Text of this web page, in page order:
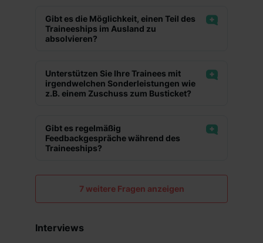
Projektarbeit
Kantine
Parkplatz
Überdurchschnittlicher Verdienst
Gute Anbindung
Auslandsaufenthalt
Gibt es die Möglichkeit, einen Teil des
Traineeships im Ausland zu
absolvieren?
Unterstützen Sie Ihre Trainees mit
irgendwelchen Sonderleistungen wie
z.B. einem Zuschuss zum Busticket?
Gibt es regelmäßig
Feedbackgespräche während des
Traineeships?
7 weitere Fragen anzeigen
Interviews